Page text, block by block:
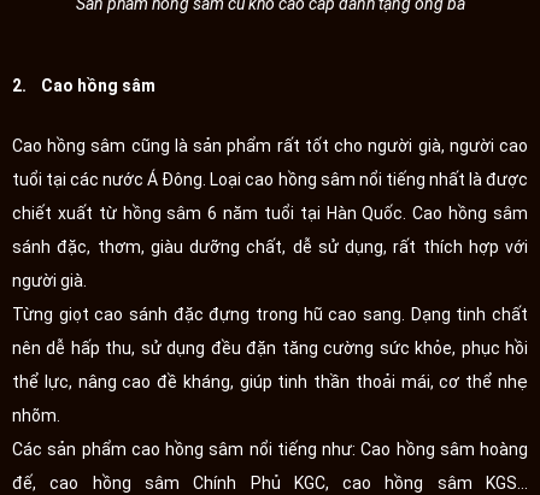
2. Cao hồng sâm
Cao hồng sâm cũng là sản phẩm rất tốt cho người già, người cao
tuổi tại các nước Á Đông. Loại cao hồng sâm nổi tiếng nhất là được
chiết xuất từ hồng sâm 6 năm tuổi tại Hàn Quốc. Cao hồng sâm
sánh đặc, thơm, giàu dưỡng chất, dễ sử dụng, rất thích hợp với
người già.
Từng giọt cao sánh đặc đựng trong hũ cao sang. Dạng tinh chất
nên dễ hấp thu, sử dụng đều đặn tăng cường sức khỏe, phục hồi
thể lực, nâng cao đề kháng, giúp tinh thần thoải mái, cơ thể nhẹ
nhõm.
Các sản phẩm cao hồng sâm nổi tiếng như: Cao hồng sâm hoàng
đế, cao hồng sâm Chính Phủ KGC, cao hồng sâm KGS...